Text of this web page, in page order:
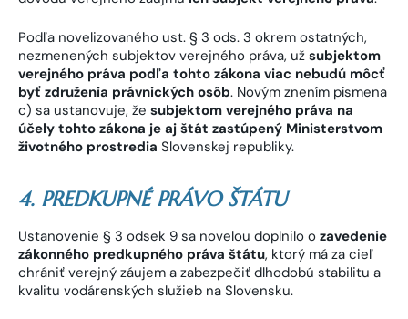
Podľa novelizovaného ust. § 3 ods. 3 okrem ostatných,
nezmenených subjektov verejného práva, už subjektom
verejného práva podľa tohto zákona viac nebudú môcť
byť združenia právnických osôb. Novým znením písmena
c) sa ustanovuje, že subjektom verejného práva na
účely tohto zákona je aj štát zastúpený Ministerstvom
životného prostredia Slovenskej republiky.
4. PREDKUPNÉ PRÁVO ŠTÁTU
Ustanovenie § 3 odsek 9 sa novelou doplnilo o zavedenie
zákonného predkupného práva štátu, ktorý má za cieľ
chrániť verejný záujem a zabezpečiť dlhodobú stabilitu a
kvalitu vodárenských služieb na Slovensku.